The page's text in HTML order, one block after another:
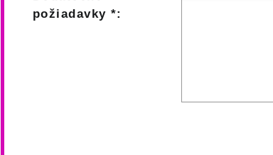
požiadavky *: